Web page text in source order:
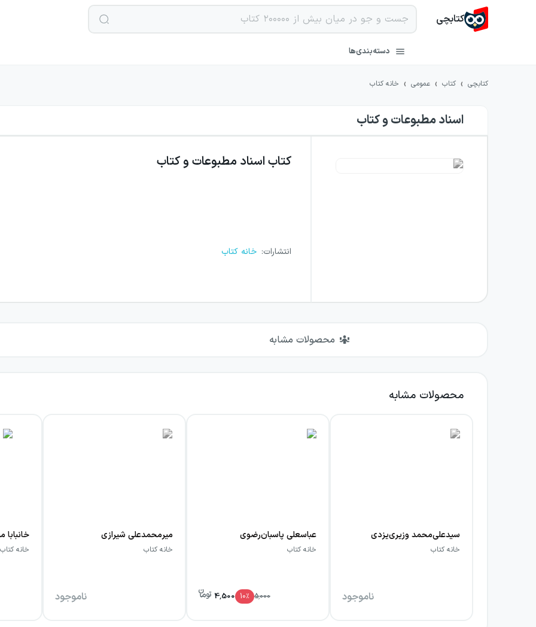
کتابچی
دسته‌بندی‌ها
کتابچی › کتاب › عمومی › خانه کتاب
اسناد مطبوعات و کتاب
کتاب اسناد مطبوعات و کتاب
انتشارات: خانه کتاب
محصولات مشابه
محصولات مشابه
سیدعلی‌محمد وزیری‌یزدی
خانه کتاب
ناموجود
عباسعلی پاسبان‌رضوی
خانه کتاب
5,000
10٪ 4,500
میرمحمدعلی شیرازی
خانه کتاب
ناموجود
خانبابا
خانه کتاب